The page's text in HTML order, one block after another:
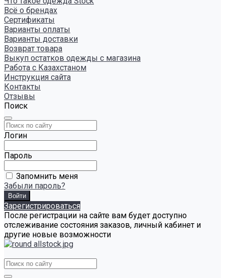
Всё о брендах
Сертификаты
Варианты оплаты
Варианты доставки
Возврат товара
Выкуп остатков одежды с магазина
Работа с Казахстаном
Инструкция сайта
Контакты
Отзывы
Поиск
Логин
Пароль
Запомнить меня
Забыли пароль?
Зарегистрироваться
После регистрации на сайте вам будет доступно
отслеживание состояния заказов, личный кабинет и
другие новые возможности